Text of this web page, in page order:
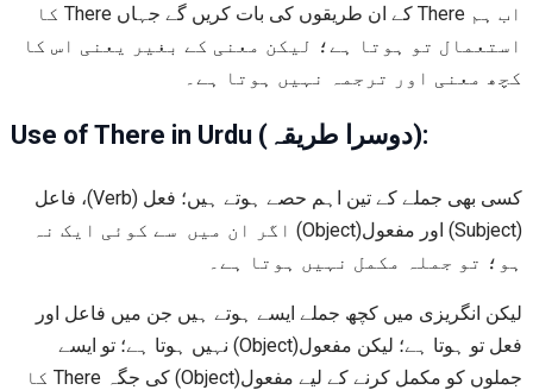
اب ہم There کے ان طریقوں کی بات کریں گے جہاں There کا
استعمال تو ہوتا ہے؛ لیکن معنی کے بغیر یعنی اس کا
کچھ معنی اور ترجمہ نہیں ہوتا ہے۔
Use of There in Urdu (دوسرا طریقہ):
کسی بھی جملے کے تین اہم حصے ہوتے ہیں؛ فعل (Verb)، فاعل
(Subject) اور مفعول(Object) اگر ان میں سے کوئی ایک نہ
ہو؛ تو جملہ مکمل نہیں ہوتا ہے۔
لیکن انگریزی میں کچھ جملے ایسے ہوتے ہیں جن میں فاعل اور
فعل تو ہوتا ہے؛ لیکن مفعول(Object) نہیں ہوتا ہے؛ تو ایسے
جملوں کو مکمل کرنے کے لیے مفعول(Object) کی جگہ There کا